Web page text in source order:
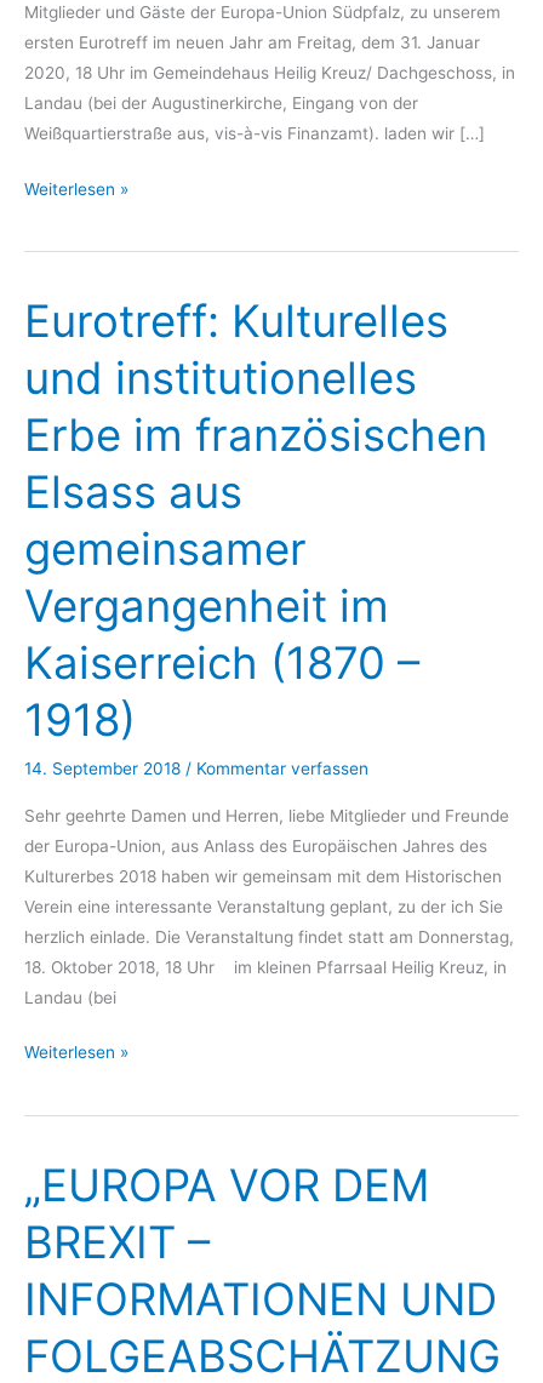
Mitglieder und Gäste der Europa-Union Südpfalz, zu unserem
ersten Eurotreff im neuen Jahr am Freitag, dem 31. Januar
2020, 18 Uhr im Gemeindehaus Heilig Kreuz/ Dachgeschoss, in
Landau (bei der Augustinerkirche, Eingang von der
Weißquartierstraße aus, vis-à-vis Finanzamt). laden wir […]
Eurotreff:
Tage
der
Europawahl
–
Wir
müssen
Weiterlesen »
Eurotreff: Kulturelles
und institutionelles
Erbe im französischen
Elsass aus
gemeinsamer
Vergangenheit im
Kaiserreich (1870 –
1918)
14. September 2018 / Kommentar verfassen
Sehr geehrte Damen und Herren, liebe Mitglieder und Freunde
der Europa-Union, aus Anlass des Europäischen Jahres des
Kulturerbes 2018 haben wir gemeinsam mit dem Historischen
Verein eine interessante Veranstaltung geplant, zu der ich Sie
herzlich einlade. Die Veranstaltung findet statt am Donnerstag,
18. Oktober 2018, 18 Uhr im kleinen Pfarrsaal Heilig Kreuz, in
Landau (bei
Eurotreff:
und
Erbe
im
französischen
Elsass
aus
Vergangenheit
Weiterlesen »
„EUROPA VOR DEM
BREXIT –
INFORMATIONEN UND
FOLGEABSCHÄTZUNG